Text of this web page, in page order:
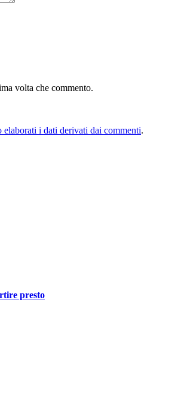
volta che commento.
elaborati i dati derivati dai commenti.
presto